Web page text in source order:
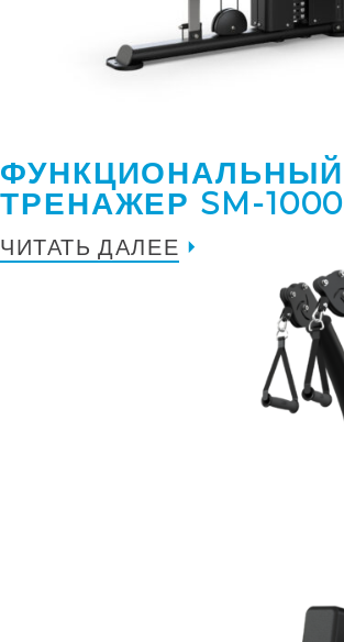
ФУНКЦИОНАЛЬНЫЙ
ТРЕНАЖЕР SM-1000
ЧИТАТЬ ДАЛЕЕ